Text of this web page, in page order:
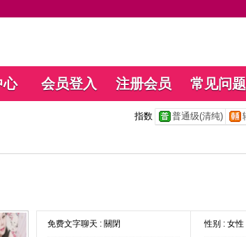
心 会员登入 注册会员 常见问题
指数 普通级(清纯)
免费文字聊天 : 關閉 性别 : 女性